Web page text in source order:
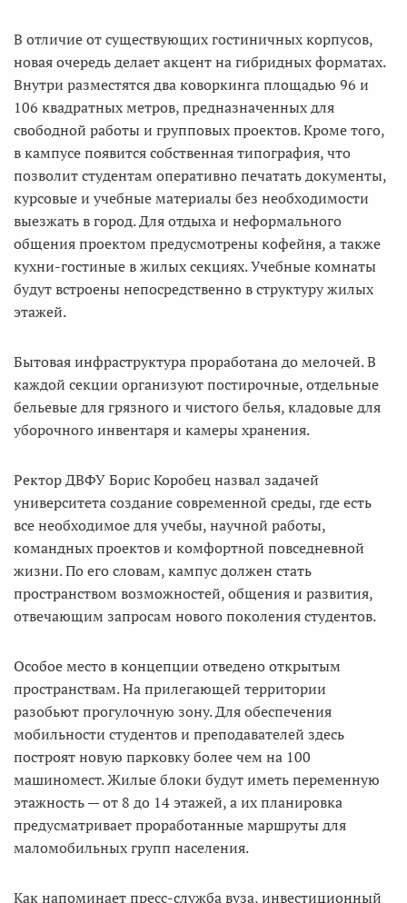
В отличие от существующих гостиничных корпусов,
новая очередь делает акцент на гибридных форматах.
Внутри разместятся два коворкинга площадью 96 и
106 квадратных метров, предназначенных для
свободной работы и групповых проектов. Кроме того,
в кампусе появится собственная типография, что
позволит студентам оперативно печатать документы,
курсовые и учебные материалы без необходимости
выезжать в город. Для отдыха и неформального
общения проектом предусмотрены кофейня, а также
кухни-гостиные в жилых секциях. Учебные комнаты
будут встроены непосредственно в структуру жилых
этажей.
Бытовая инфраструктура проработана до мелочей. В
каждой секции организуют постирочные, отдельные
бельевые для грязного и чистого белья, кладовые для
уборочного инвентаря и камеры хранения.
Ректор ДВФУ Борис Коробец назвал задачей
университета создание современной среды, где есть
все необходимое для учебы, научной работы,
командных проектов и комфортной повседневной
жизни. По его словам, кампус должен стать
пространством возможностей, общения и развития,
отвечающим запросам нового поколения студентов.
Особое место в концепции отведено открытым
пространствам. На прилегающей территории
разобьют прогулочную зону. Для обеспечения
мобильности студентов и преподавателей здесь
построят новую парковку более чем на 100
машиномест. Жилые блоки будут иметь переменную
этажность — от 8 до 14 этажей, а их планировка
предусматривает проработанные маршруты для
маломобильных групп населения.
Как напоминает пресс-служба вуза, инвестиционный